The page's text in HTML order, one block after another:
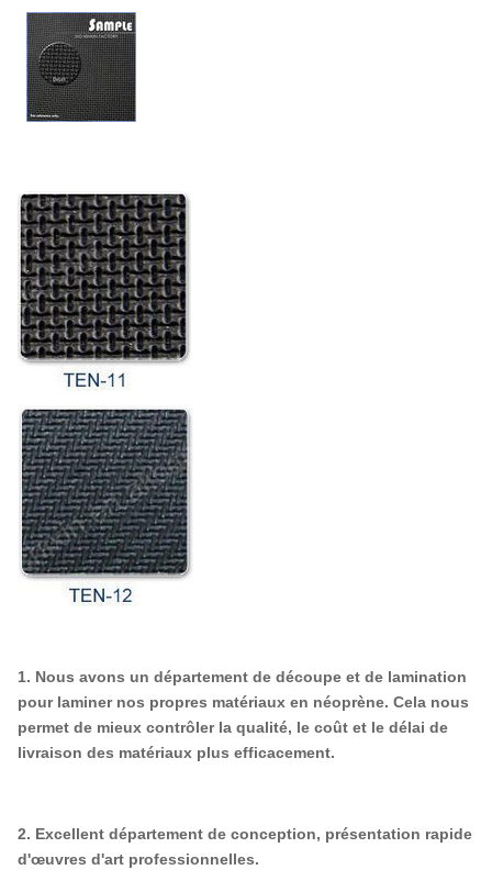
1. Nous avons un département de découpe et de lamination
pour laminer nos propres matériaux en néoprène. Cela nous
permet de mieux contrôler la qualité, le coût et le délai de
livraison des matériaux plus efficacement.
2. Excellent département de conception, présentation rapide
d'œuvres d'art professionnelles.